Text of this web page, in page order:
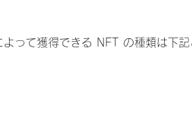
って獲得できる NFT の種類は下記